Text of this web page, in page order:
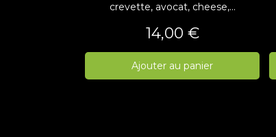
crevette, avocat, cheese,...
Prix
14,00 €
Ajouter au panier